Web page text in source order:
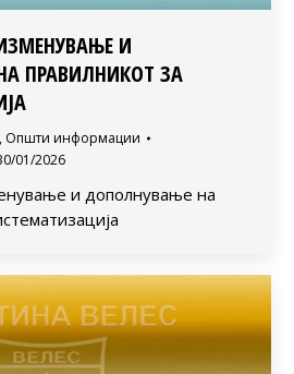
И
ПРАВИЛНИКОТ ЗА
, Општи информации
01/2026
и дополнување на